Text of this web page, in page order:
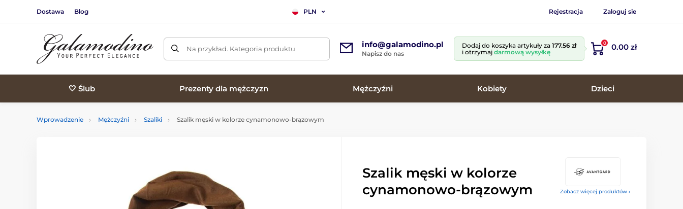
Dostawa Blog PLN Rejestracja Zaloguj sie
Na przykład. Kategoria produktu info@galamodino.pl
Napisz do nas
Dodaj do koszyka artykuły za 177.56 zł
i otrzymaj darmową wysyłkę
0 0.00 zł
🤍 Ślub Prezenty dla mężczyzn Mężczyźni Kobiety Dzieci
Wprowadzenie Mężczyźni Szaliki Szalik męski w kolorze cynamonowo-brązowym
Zobacz więcej produktów ›
Szalik męski w kolorze
cynamonowo-brązowym